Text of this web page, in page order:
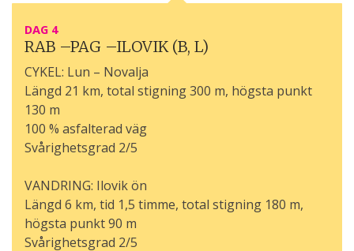
DAG 4
RAB –PAG –ILOVIK (B, L)
CYKEL: Lun – Novalja
Längd 21 km, total stigning 300 m, högsta punkt
130 m
100 % asfalterad väg
Svårighetsgrad 2/5
VANDRING: Ilovik ön
Längd 6 km, tid 1,5 timme, total stigning 180 m,
högsta punkt 90 m
Svårighetsgrad 2/5